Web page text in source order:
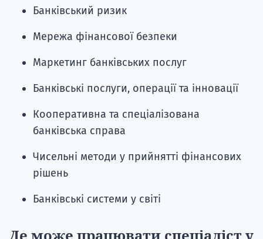
Банківський ризик
Мережа фінансової безпеки
Маркетинг банківських послуг
Банківські послуги, операції та інновації
Кооперативна та спеціалізована
банківська справа
Чисельні методи у прийнятті фінансових
рішень
Банківські системи у світі